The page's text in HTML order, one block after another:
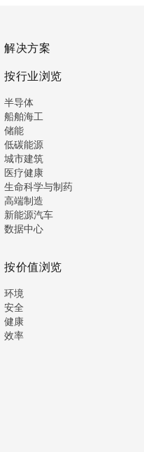
解决方案
按行业浏览
半导体
船舶海工
储能
低碳能源
城市建筑
医疗健康
生命科学与制药
高端制造
新能源汽车
数据中心
按价值浏览
环境
安全
健康
效率